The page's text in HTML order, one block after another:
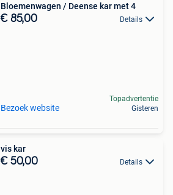
Bloemenwagen / Deense kar met 4
€ 85,00 Details
Bezoek website
Topadvertentie
Gisteren
vis kar
€ 50,00 Details